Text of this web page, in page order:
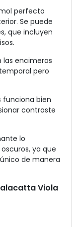
perfecto
Se puede
que incluyen
las encimeras
pero
funciona bien
contraste
lo
ya que
de manera
Viola